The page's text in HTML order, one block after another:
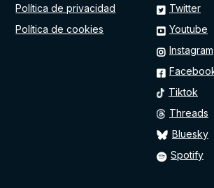
Twitter
Youtube
Instagram
Tiktok
Threads
Bluesky
Spotify
Política de privacidad
Política de cookies